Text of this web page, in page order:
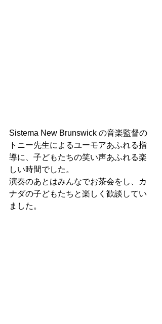
Sistema New Brunswick の音楽監督の
トニー先生によるユーモアあふれる指
導に、子どもたちの笑い声あふれる楽
しい時間でした。
演奏のあとはみんなでお茶会をし、カ
ナダの子どもたちと楽しく歓談してい
ました。